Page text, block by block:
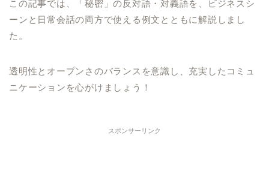
この記事では、「秘密」の反対語・対義語を、ビジネスシ
ーンと日常会話の両方で使える例文とともに解説しまし
た。
透明性とオープンさのバランスを意識し、充実したコミュ
ニケーションを心がけましょう！
スポンサーリンク